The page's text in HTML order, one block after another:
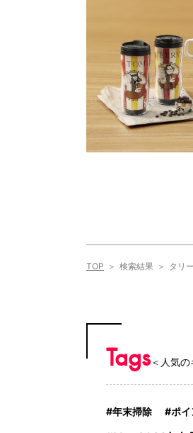
TOP 検索結果 タリ
Tags＜人気の
年末掃除 ポイ